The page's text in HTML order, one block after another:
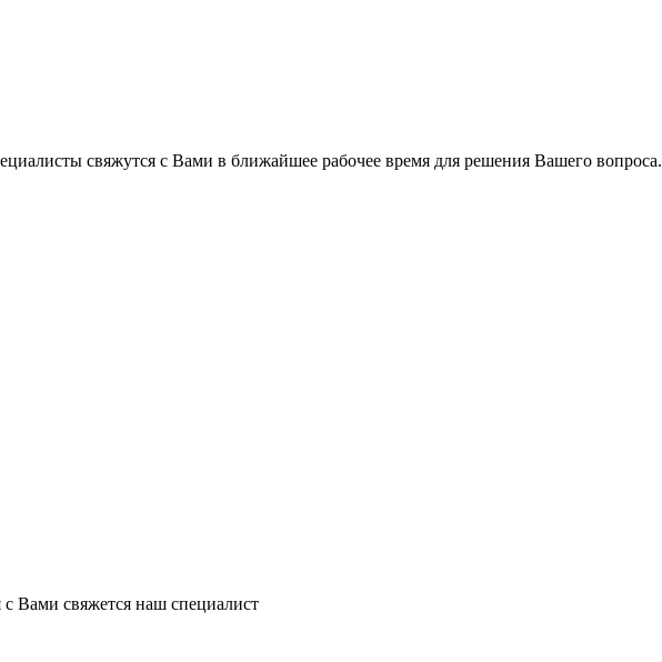
свяжутся с Вами в ближайшее рабочее время для решения Вашего вопроса.
Вами свяжется наш специалист